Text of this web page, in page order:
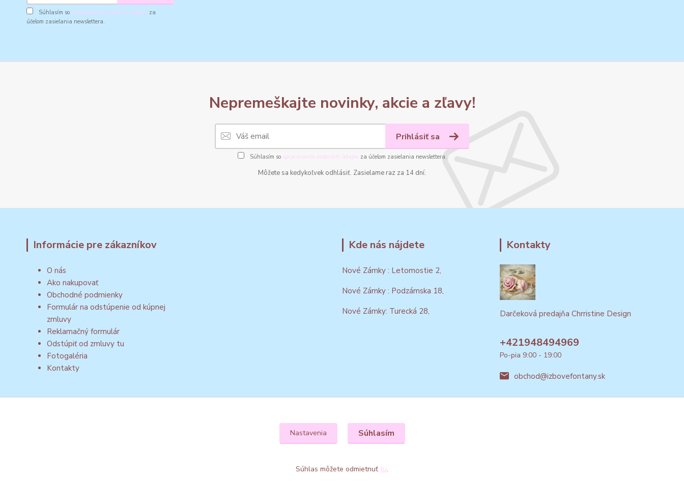
Súhlasím so spracovaním osobných údajov za
účelom zasielania newslettera.
Nepremeškajte novinky, akcie a zľavy!
Prihlásiť sa
Súhlasím so spracovaním osobných údajov za účelom zasielania newslettera.
Môžete sa kedykoľvek odhlásiť. Zasielame raz za 14 dní.
Informácie pre zákazníkov
O nás
Ako nakupovať
Obchodné podmienky
Formulár na odstúpenie od kúpnej
zmluvy
Reklamačný formulár
Odstúpiť od zmluvy tu
Fotogaléria
Kontakty
Kde nás nájdete
Nové Zámky : Letomostie 2,
Nové Zámky : Podzámska 18,
Nové Zámky: Turecká 28,
Kontakty
Darčeková predajňa Chrristine Design
+421948494969
Po-pia 9:00 - 19:00
obchod@izbovefontany.sk
Nastavenia Súhlasím
Súhlas môžete odmietnuť tu.